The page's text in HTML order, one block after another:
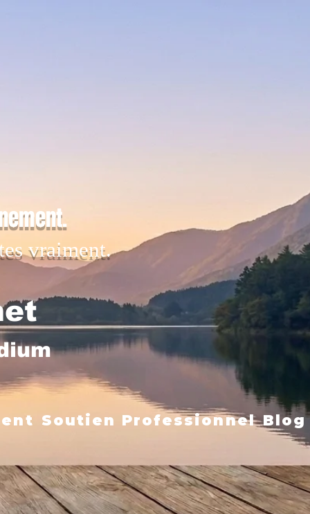
vraiment.
Soutien Professionnel Blog